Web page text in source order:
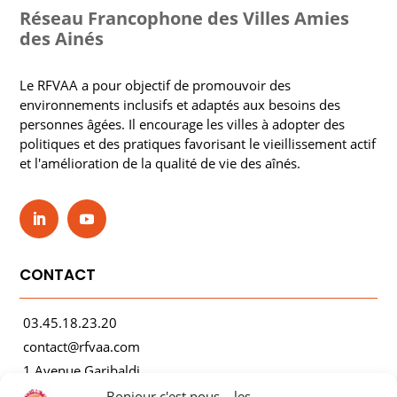
Réseau Francophone des Villes Amies
des Ainés
Le RFVAA a pour objectif de promouvoir des
environnements inclusifs et adaptés aux besoins des
personnes âgées. Il encourage les villes à adopter des
politiques et des pratiques favorisant le vieillissement actif
et l'amélioration de la qualité de vie des aînés.
CONTACT
03.45.18.23.20
contact@rfvaa.com
1 Avenue Garibaldi